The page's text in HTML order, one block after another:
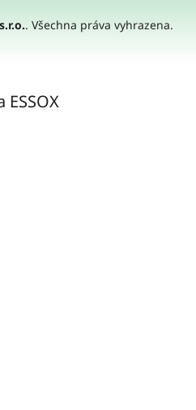
. Všechna práva vyhrazena.